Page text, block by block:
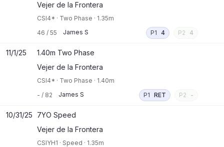
Vejer de la Frontera
CSI4* · Two Phase · 1.35m
46 / 55 James S P1 4 P2 4
11/1/25
1.40m Two Phase
Vejer de la Frontera
CSI4* · Two Phase · 1.40m
- / 82 James S P1 RET P2 -
10/31/25
7YO Speed
Vejer de la Frontera
CSIYH1 · Speed · 1.35m